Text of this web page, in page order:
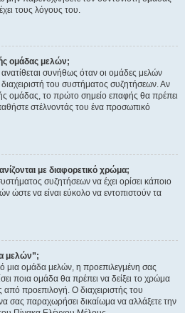
τους λόγους του.
ομάδας μελών;
συνήθως όταν οι ομάδες μελών
του συστήματος συζητήσεων. Αν
ομάδας, το πρώτο σημείο επαφής θα πρέπει
στέλνοντάς του ένα προσωπικό
με διαφορετικό χρώμα;
συζητήσεων να έχει ορίσει κάποιο
ώστε να είναι εύκολο να εντοπιστούν τα
μελών”;
μια ομάδα μελών, η προεπιλεγμένη σας
ποια ομάδα θα πρέπει να δείξει το χρώμα
προεπιλογή. Ο διαχειριστής του
σας παραχωρήσει δικαίωμα να αλλάξετε την